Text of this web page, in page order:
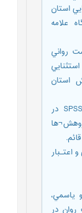
استان
علامه
رواني
استان
مولوي،‌ حسين (1379). راهنماي عمليSPSS 10 در
و اعتـبار
ياسمي،
روان در